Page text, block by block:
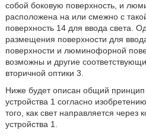
собой боковую поверхность, и
расположена на или смежно с
поверхность 14 для ввода света.
размещения поверхности для
поверхности и люминофорной
возможны и другие
вторичной оптики 3.
Ниже будет описан общий принцип
устройства 1 согласно
того, как свет направляется через
устройства 1.